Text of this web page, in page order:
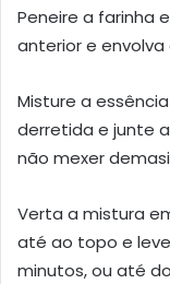
Peneire a farinha
anterior e
Misture a
derretida e junte
não mexer
Verta a mistura
até ao topo e
minutos, ou até